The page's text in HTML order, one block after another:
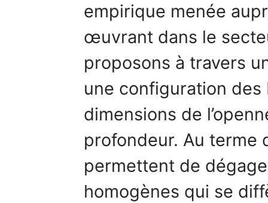
empirique menée
œuvrant dans le
proposons à travers
une configuration des
dimensions de
profondeur. Au terme
permettent de
homogènes qui se